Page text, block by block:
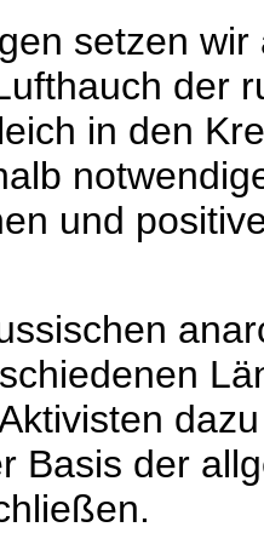
setzen
der
in den
und
Basis der